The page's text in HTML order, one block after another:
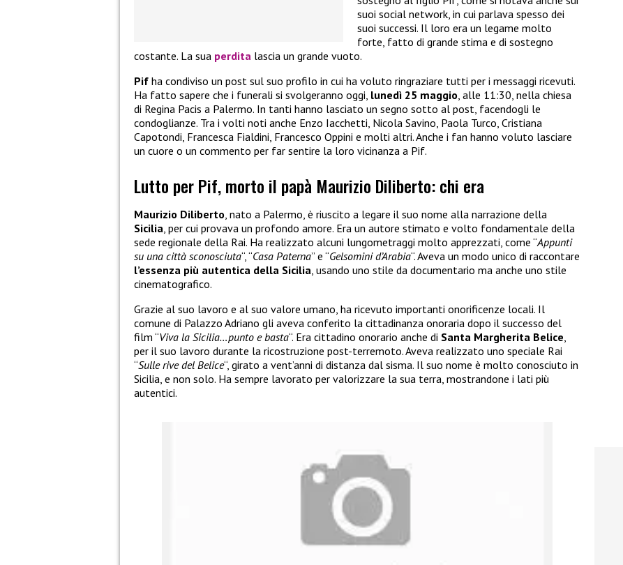
suoi social network, in cui parlava spesso dei
suoi successi. Il loro era un legame molto
forte, fatto di grande stima e di sostegno
costante. La sua perdita lascia un grande vuoto.
Pif ha condiviso un post sul suo profilo in cui ha voluto ringraziare tutti per i messaggi ricevuti.
Ha fatto sapere che i funerali si svolgeranno oggi, lunedì 25 maggio, alle 11:30, nella chiesa
di Regina Pacis a Palermo. In tanti hanno lasciato un segno sotto al post, facendogli le
condoglianze. Tra i volti noti anche Enzo Iacchetti, Nicola Savino, Paola Turco, Cristiana
Capotondi, Francesca Fialdini, Francesco Oppini e molti altri. Anche i fan hanno voluto lasciare
un cuore o un commento per far sentire la loro vicinanza a Pif.
Lutto per Pif, morto il papà Maurizio Diliberto: chi era
Maurizio Diliberto, nato a Palermo, è riuscito a legare il suo nome alla narrazione della
Sicilia, per cui provava un profondo amore. Era un autore stimato e volto fondamentale della
sede regionale della Rai. Ha realizzato alcuni lungometraggi molto apprezzati, come “Appunti
su una città sconosciuta“, “Casa Paterna” e “Gelsomini d’Arabia“. Aveva un modo unico di raccontare
l’essenza più autentica della Sicilia, usando uno stile da documentario ma anche uno stile
cinematografico.
Grazie al suo lavoro e al suo valore umano, ha ricevuto importanti onorificenze locali. Il
comune di Palazzo Adriano gli aveva conferito la cittadinanza onoraria dopo il successo del
film “Viva la Sicilia…punto e basta“. Era cittadino onorario anche di Santa Margherita Belice,
per il suo lavoro durante la ricostruzione post-terremoto. Aveva realizzato uno speciale Rai
“Sulle rive del Belice“, girato a vent’anni di distanza dal sisma. Il suo nome è molto conosciuto in
Sicilia, e non solo. Ha sempre lavorato per valorizzare la sua terra, mostrandone i lati più
autentici.